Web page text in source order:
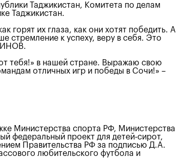
Таджикистан, Комитета по делам
Таджикистан.
горят их глаза, как они хотят победить. А
стремление к успеху, веру в себя. Это
тебя!» в нашей стране. Выражаю свою
отличных игр и победы в Сочи!» –
Министерства спорта РФ, Министерства
федеральный проект для детей-сирот,
Правительства РФ за подписью Д.А.
любительского футбола и